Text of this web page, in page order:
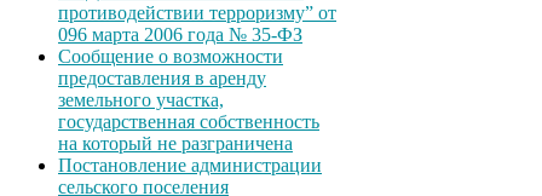
противодействии терроризму” от
096 марта 2006 года № 35-ФЗ
Сообщение о возможности
предоставления в аренду
земельного участка,
государственная собственность
на который не разграничена
Постановление администрации
сельского поселения